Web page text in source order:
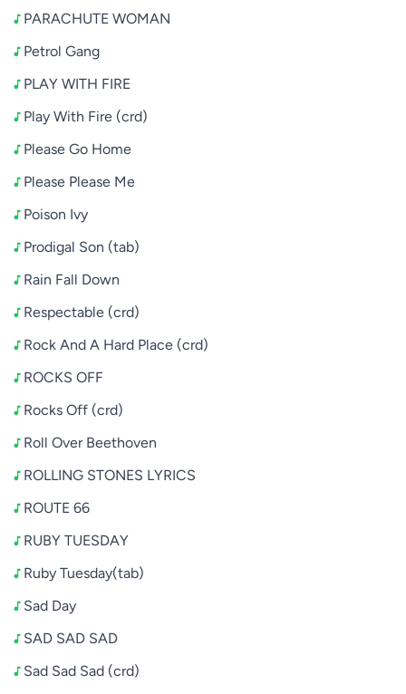
PARACHUTE WOMAN
Petrol Gang
PLAY WITH FIRE
Play With Fire (crd)
Please Go Home
Please Please Me
Poison Ivy
Prodigal Son (tab)
Rain Fall Down
Respectable (crd)
Rock And A Hard Place (crd)
ROCKS OFF
Rocks Off (crd)
Roll Over Beethoven
ROLLING STONES LYRICS
ROUTE 66
RUBY TUESDAY
Ruby Tuesday(tab)
Sad Day
SAD SAD SAD
Sad Sad Sad (crd)